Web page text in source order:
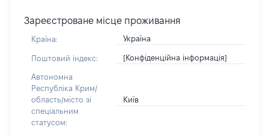
Зареєстроване місце проживання
Країна: Україна
Поштовий індекс: [Конфіденційна інформація]
Автономна
Республіка Крим/
область/місто зі
спеціальним
статусом:
Київ